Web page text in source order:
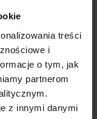
treści
i
o tym, jak
partnerom
z innymi danymi